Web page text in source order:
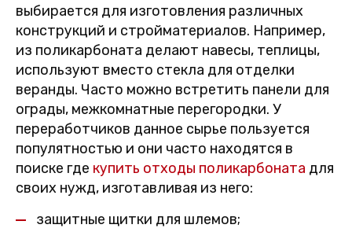
выбирается для изготовления различных
конструкций и стройматериалов. Например,
из поликарбоната делают навесы, теплицы,
используют вместо стекла для отделки
веранды. Часто можно встретить панели для
ограды, межкомнатные перегородки. У
переработчиков данное сырье пользуется
популятностью и они часто находятся в
поиске где купить отходы поликарбоната для
своих нужд, изготавливая из него:
защитные щитки для шлемов;